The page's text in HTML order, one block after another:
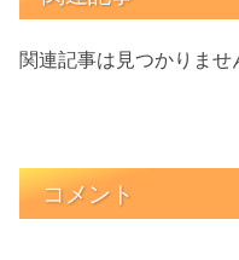
関連記事は見つかりませ
コメント